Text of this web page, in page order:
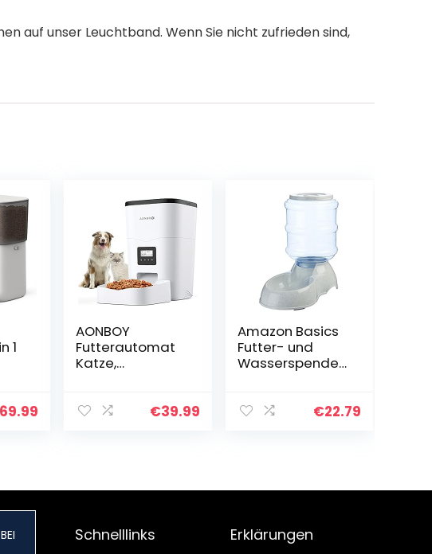
auf unser Leuchtband. Wenn Sie nicht zufrieden sind,
1
69.99
AONBOY
Futterautomat
Katze,
Schiebeverschlu
Mahlzeiten pro
nung, Geeignet
€39.99
Amazon Basics
Futter- und
Wasserspender
Größe S,
€22.79
Schnelllinks Erklärungen